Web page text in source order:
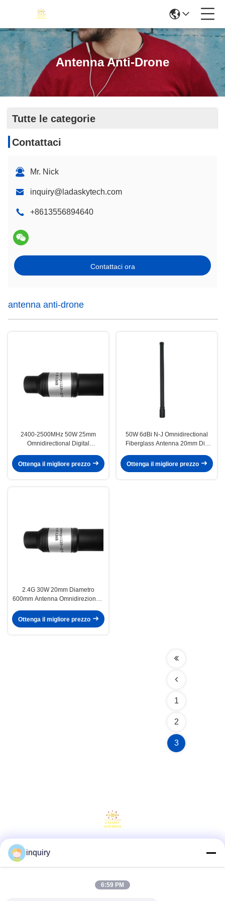
Antenna Anti-Drone
Tutte le categorie
Contattaci
Mr. Nick
inquiry@ladaskytech.com
+8613556894640
Contattaci ora
antenna anti-drone
2400-2500MHz 50W 25mm
Omnidirectional Digital
difesa UAV
Ottenga il migliore prezzo
50W 6dBi N-J Omnidirectional
Fiberglass Antenna 20mm Dia
Ottenga il migliore prezzo
2.4G 30W 20mm Diametro
600mm Antenna Omnidirezionale
Ottenga il migliore prezzo
1
2
3
inquiry
6:59 PM